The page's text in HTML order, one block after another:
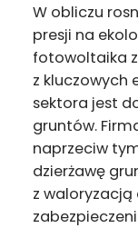
W obliczu
presji na
fotowoltaika
z kluczowych
sektora jest
gruntów.
naprzeciw
dzierżawę
z waloryzacją